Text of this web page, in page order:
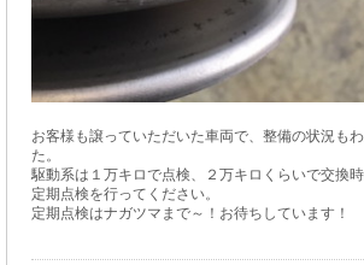
お客様も譲っていただいた車両で、整備の状況も
た。
駆動系は１万キロで点検、２万キロくらいで交換時
定期点検を行ってください。
定期点検はナガツマまで～！お待ちしています！